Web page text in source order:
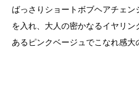
ばっさりショートボブヘアチェン
を入れ、大人の密かなるイヤリ
あるピンクベージュでこなれ感大